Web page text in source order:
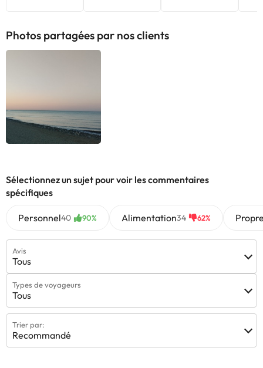
Photos partagées par nos clients
Sélectionnez un sujet pour voir les commentaires
spécifiques
Personnel40 90% Alimentation34 62%
Avis
Tous
Types de voyageurs
Tous
Trier par:
Recommandé